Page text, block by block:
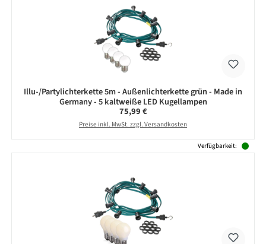
Illu-/Partylichterkette 5m - Außenlichterkette grün - Made in
Germany - 5 kaltweiße LED Kugellampen
Regulärer Preis:
75,99 €
Preise inkl. MwSt. zzgl. Versandkosten
Verfügbarkeit: